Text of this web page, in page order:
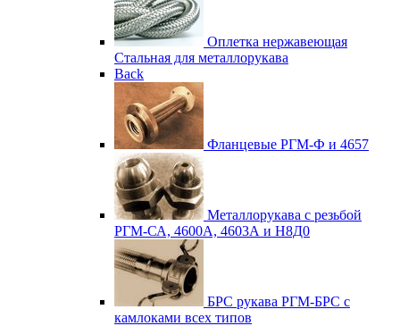
Оплетка нержавеющая
Стальная для металлорукава
Back
Фланцевые РГМ-Ф и 4657
Металлорукава с резьбой
РГМ-СА, 4600А, 4603А и Н8Д0
БРС рукава РГМ-БРС с
камлоками всех типов